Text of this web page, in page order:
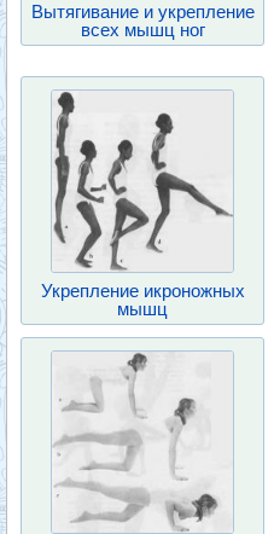
Вытягивание и укрепление
всех мышц ног
Укрепление икроножных
мышц